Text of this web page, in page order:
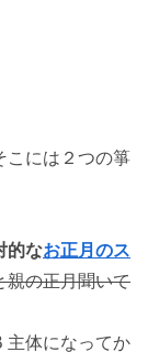
こには２つの箏
的なお正月のス
親の正月聞いて
主体になってか